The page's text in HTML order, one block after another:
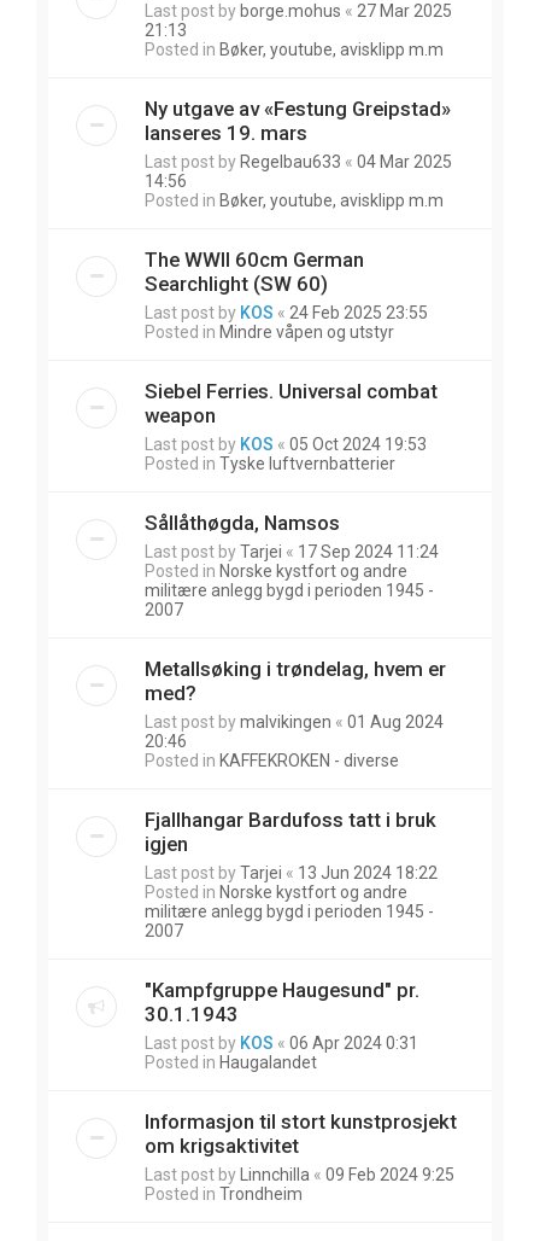
Last post by borge.mohus « 27 Mar 2025
21:13
Posted in Bøker, youtube, avisklipp m.m
Ny utgave av «Festung Greipstad»
lanseres 19. mars
Last post by Regelbau633 « 04 Mar 2025
14:56
Posted in Bøker, youtube, avisklipp m.m
The WWII 60cm German
Searchlight (SW 60)
Last post by KOS « 24 Feb 2025 23:55
Posted in Mindre våpen og utstyr
Siebel Ferries. Universal combat
weapon
Last post by KOS « 05 Oct 2024 19:53
Posted in Tyske luftvernbatterier
Sållåthøgda, Namsos
Last post byTarjei « 17 Sep 2024 11:24
Posted in Norske kystfort og andre
militære anlegg bygd i perioden 1945 -
2007
Metallsøking i trøndelag, hvem er
med?
Last post bymalvikingen « 01 Aug 2024
20:46
Posted in KAFFEKROKEN - diverse
Fjallhangar Bardufoss tatt i bruk
igjen
Last post byTarjei « 13 Jun 2024 18:22
Posted in Norske kystfort og andre
militære anlegg bygd i perioden 1945 -
2007
"Kampfgruppe Haugesund" pr.
30.1.1943
Last post by KOS « 06 Apr 2024 0:31
Posted in Haugalandet
Informasjon til stort kunstprosjekt
om krigsaktivitet
Last post by Linnchilla « 09 Feb 2024 9:25
Posted in Trondheim